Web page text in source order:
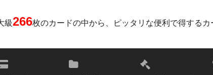
級266枚のカードの中から、ピッタリな便利で得するカ